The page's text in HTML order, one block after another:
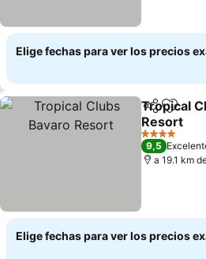
Elige fechas para ver los precios
Compartir
Tropical
Resort
Ver precios
4 Estrellas
9,5
a 19.1 km
Elige fechas para ver los precios